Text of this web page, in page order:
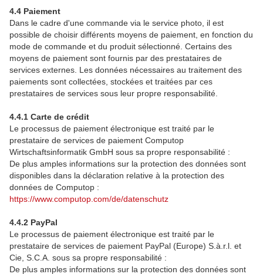
4.4 Paiement
Dans le cadre d'une commande via le service photo, il est
possible de choisir différents moyens de paiement, en fonction du
mode de commande et du produit sélectionné. Certains des
moyens de paiement sont fournis par des prestataires de
services externes. Les données nécessaires au traitement des
paiements sont collectées, stockées et traitées par ces
prestataires de services sous leur propre responsabilité.
4.4.1 Carte de crédit
Le processus de paiement électronique est traité par le
prestataire de services de paiement Computop
Wirtschaftsinformatik GmbH sous sa propre responsabilité :
De plus amples informations sur la protection des données sont
disponibles dans la déclaration relative à la protection des
données de Computop :
https://www.computop.com/de/datenschutz
4.4.2 PayPal
Le processus de paiement électronique est traité par le
prestataire de services de paiement PayPal (Europe) S.à.r.l. et
Cie, S.C.A. sous sa propre responsabilité :
De plus amples informations sur la protection des données sont